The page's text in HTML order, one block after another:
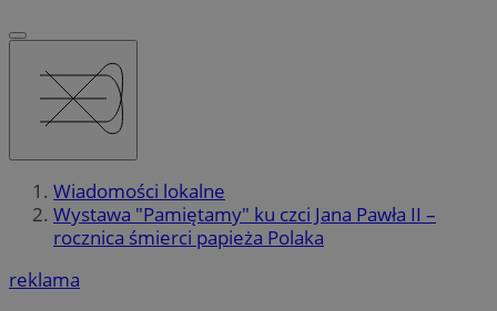
Wiadomości lokalne
Wystawa "Pamiętamy" ku czci Jana Pawła II –
rocznica śmierci papieża Polaka
reklama